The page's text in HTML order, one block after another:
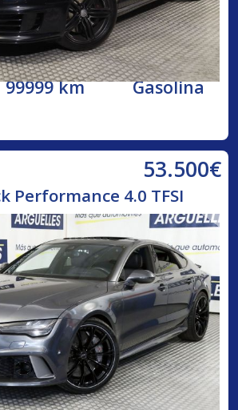
99999 km Gasolina
53.500€
Performance 4.0 TFSI